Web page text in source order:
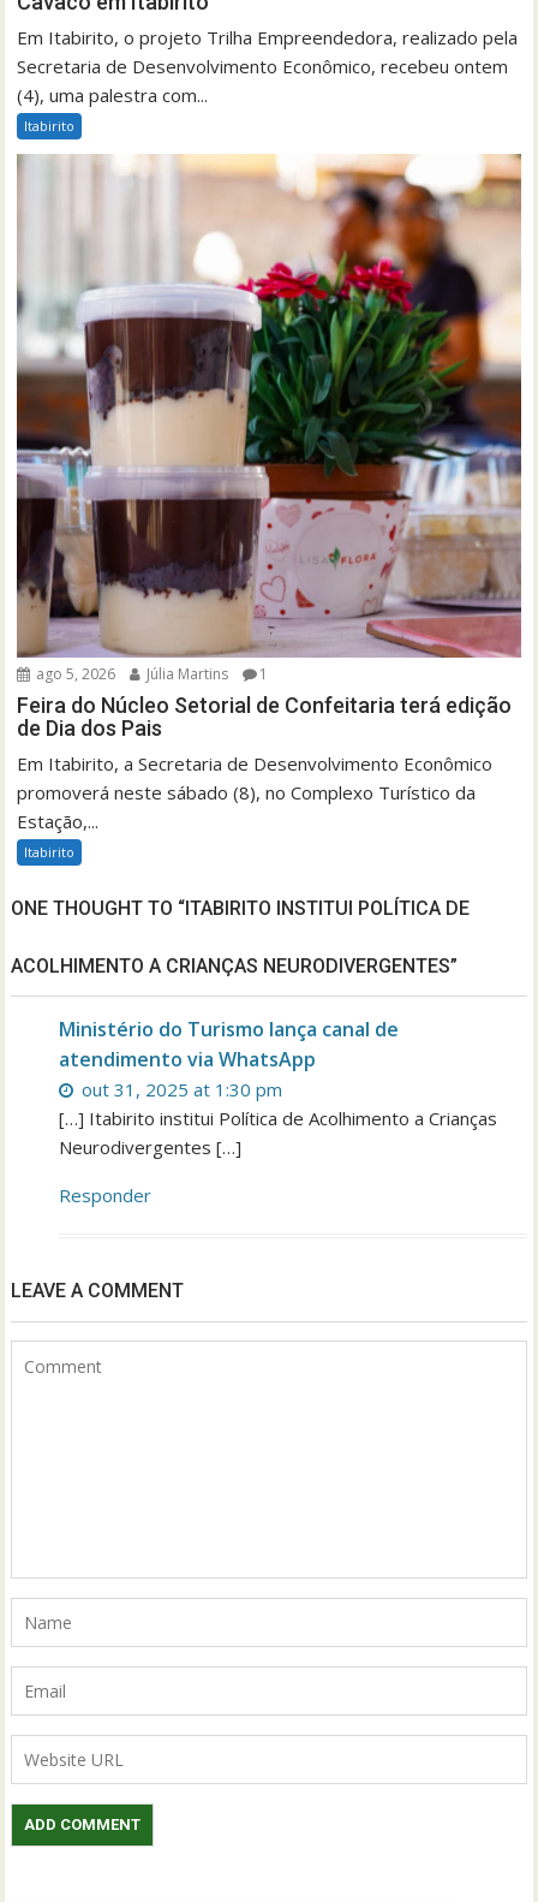
Em Itabirito, o projeto Trilha Empreendedora, realizado pela
Secretaria de Desenvolvimento Econômico, recebeu ontem
(4), uma palestra com...
Itabirito
ago 5, 2026 Júlia Martins 1
Feira do Núcleo Setorial de Confeitaria terá edição
de Dia dos Pais
Em Itabirito, a Secretaria de Desenvolvimento Econômico
promoverá neste sábado (8), no Complexo Turístico da
Estação,...
Itabirito
ONE THOUGHT TO “ITABIRITO INSTITUI POLÍTICA DE
ACOLHIMENTO A CRIANÇAS NEURODIVERGENTES”
Ministério do Turismo lança canal de
atendimento via WhatsApp
out 31, 2025 at 1:30 pm
[…] Itabirito institui Política de Acolhimento a Crianças
Neurodivergentes […]
Responder
LEAVE A COMMENT